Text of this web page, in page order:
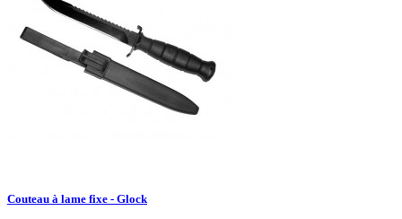
Couteau à lame fixe - Glock